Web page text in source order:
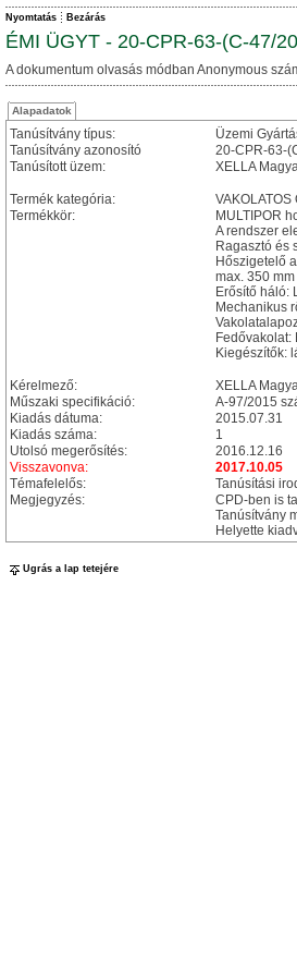
Nyomtatás Bezárás
ÉMI ÜGYT - 20-CPR-63-(C-47/
A dokumentum olvasás módban Anonymous
Alapadatok
Tanúsítvány típus:
Üzemi
Tanúsítvány azonosító
20-CPR-63-
Tanúsított üzem:
XELLA
Termék kategória:
Termékkör:
MULTIPOR
A rendszer
Ragasztó és
Hőszigetelő
max. 350
Erősítő háló:
Mechanikus
Fedővakolat:
Kiegészítők:
Kérelmező:
XELLA
Műszaki specifikáció:
A-97/2015
Kiadás dátuma:
2015.07.31
Kiadás száma:
1
Utolsó megerősítés:
2016.12.16
Visszavonva:
2017.10.05
Témafelelős:
Tanúsítási
Megjegyzés:
CPD-ben is
Tanúsítvány
Helyette
Ugrás a lap tetejére